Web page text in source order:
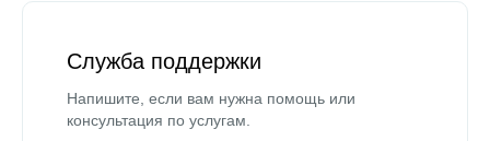
Служба поддержки
Напишите, если вам нужна помощь или
консультация по услугам.